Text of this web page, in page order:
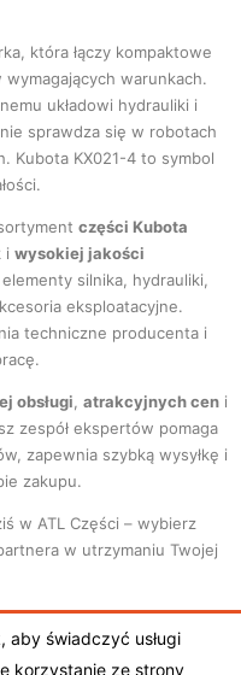
która łączy kompaktowe
warunkach.
układowi hydrauliki i
sprawdza się w robotach
Kubota KX021-4 to symbol
części Kubota
i wysokiej jakości
silnika, hydrauliki,
eksploatacyjne.
techniczne producenta i
obsługi atrakcyjnych cen i
zespół ekspertów pomaga
zapewnia szybką wysyłkę i
zakupu.
w ATL Części – wybierz
w utrzymaniu Twojej
prywatności
aby świadczyć usługi
korzystanie ze strony